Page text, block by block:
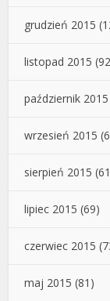
grudzień 2015
listopad 2015
październik 2015
wrzesień 2015
sierpień 2015
lipiec 2015 (69)
czerwiec 2015
maj 2015 (81)